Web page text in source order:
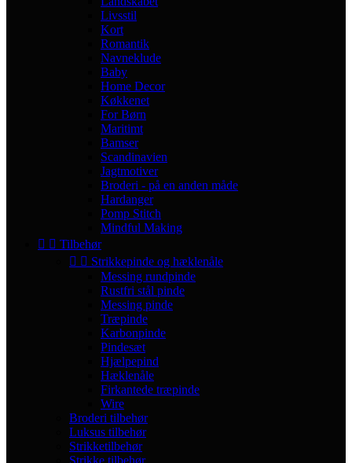
Livsstil
Kort
Romantik
Navneklude
Baby
Home Decor
Køkkenet
For Børn
Maritimt
Bamser
Scandinavien
Jagtmotiver
Broderi - på en anden måde
Hardanger
Pomp Stitch
Mindful Making
  Tilbehør
  Strikkepinde og hæklenåle
Messing rundpinde
Rustfri stål pinde
Messing pinde
Træpinde
Karbonpinde
Pindesæt
Hjælpepind
Hæklenåle
Firkantede træpinde
Wire
Broderi tilbehør
Luksus tilbehør
Strikketilbehør